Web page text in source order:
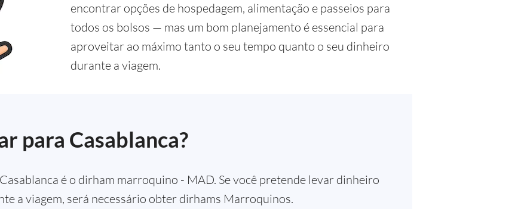
encontrar opções de hospedagem, alimentação e passeios para
todos os bolsos — mas um bom planejamento é essencial para
aproveitar ao máximo tanto o seu tempo quanto o seu dinheiro
durante a viagem.
para Casablanca?
é o dirham marroquino - MAD. Se você pretende levar dinheiro
a viagem, será necessário obter dirhams Marroquinos.